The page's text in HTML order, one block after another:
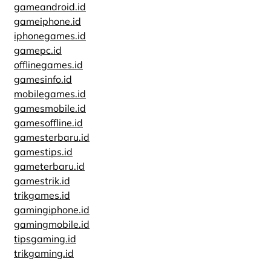
gameandroid.id
gameiphone.id
iphonegames.id
gamepc.id
offlinegames.id
gamesinfo.id
mobilegames.id
gamesmobile.id
gamesoffline.id
gamesterbaru.id
gamestips.id
gameterbaru.id
gamestrik.id
trikgames.id
gamingiphone.id
gamingmobile.id
tipsgaming.id
trikgaming.id